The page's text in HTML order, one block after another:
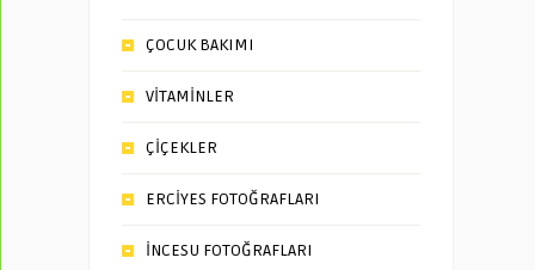
ÇOCUK BAKIMI
VİTAMİNLER
ÇİÇEKLER
ERCİYES FOTOĞRAFLARI
İNCESU FOTOĞRAFLARI